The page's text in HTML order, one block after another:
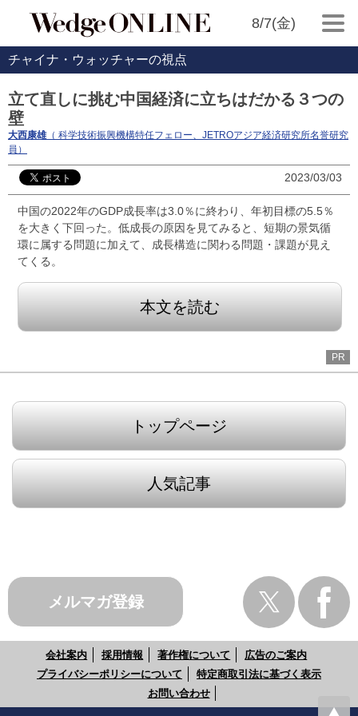
8/7(金)
チャイナ・ウォッチャーの視点
立て直しに挑む中国経済に立ちはだかる３つの
壁
大西康雄（ 科学技術振興機構特任フェロー、JETROアジア経済研究所名誉研究
員）
2023/03/03
中国の2022年のGDP成長率は3.0％に終わり、年初目標の5.5％
を大きく下回った。低成長の原因を見てみると、短期の景気循
環に属する問題に加えて、成長構造に関わる問題・課題が見え
てくる。
本文を読む
PR
トップページ
人気記事
メルマガ登録
会社案内 採用情報 著作権について
広告のご案内
プライバシーポリシーについて
特定商取引法に基づく表示
お問い合わせ